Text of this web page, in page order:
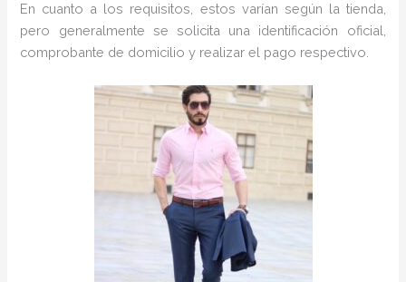
En cuanto a los requisitos, estos varían según la tienda,
pero generalmente se solicita una identificación oficial,
comprobante de domicilio y realizar el pago respectivo.